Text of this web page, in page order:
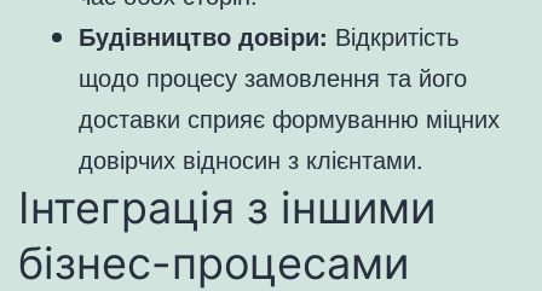
Будівництво довіри: Відкритість
щодо процесу замовлення та його
доставки сприяє формуванню міцних
довірчих відносин з клієнтами.
Інтеграція з іншими
бізнес-процесами